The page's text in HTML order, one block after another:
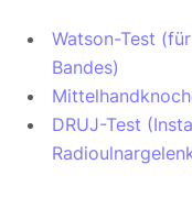
Watson-Test
Bandes)
DRUJ-Test